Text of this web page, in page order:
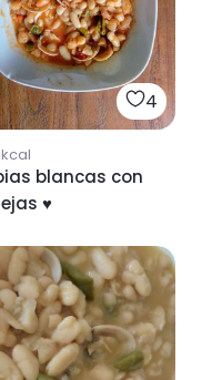
4
kcal
blancas con
♥️